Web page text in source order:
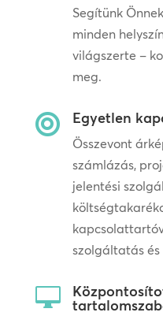
Segítünk
minden
világszerte –
meg.
 Egyetlen
Összevont
számlázás,
jelentési
szolgáltatás
